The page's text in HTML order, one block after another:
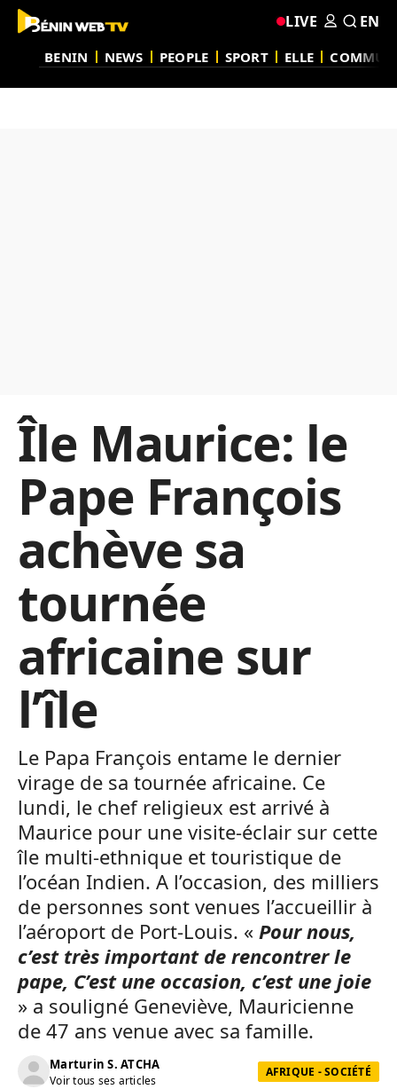
BENIN NEWS PEOPLE SPORT ELLE
LIVE EN
Île Maurice: le
Pape François
achève sa
tournée
africaine sur
l’île
Le Papa François entame le dernier
virage de sa tournée africaine. Ce
lundi, le chef religieux est arrivé à
Maurice pour une visite-éclair sur cette
île multi-ethnique et touristique de
l’océan Indien. A l’occasion, des milliers
de personnes sont venues l’accueillir à
l’aéroport de Port-Louis. « Pour nous,
c’est très important de rencontrer le
pape, C’est une occasion, c’est une joie
» a souligné Geneviève, Mauricienne
de 47 ans venue avec sa famille.
Marturin S. ATCHA
Voir tous ses articles
AFRIQUE - SOCIÉTÉ